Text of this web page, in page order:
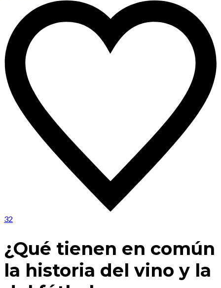
32
¿Qué tienen en común
la historia del vino y la